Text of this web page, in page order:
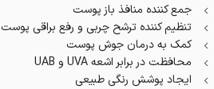
جمع کننده منافذ باز پوست
تنظیم کننده ترشح چربی و رفع براقی پوست
کمک به درمان جوش پوست
محافظت در برابر اشعه UVA و UAB
ایجاد پوشش رنگی طبیعی